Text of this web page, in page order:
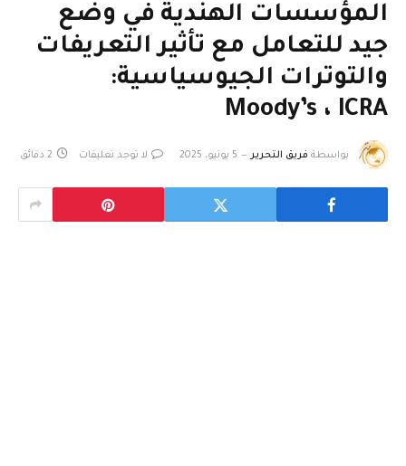
المؤسسات الهندية في وضع
جيد للتعامل مع تأثير التعريفات
والتوترات الجيوسياسية:
Moody’s ، ICRA
بواسطة فريق التحرير 5 يونيو، 2025 لا توجد تعليقات 2 دقائق